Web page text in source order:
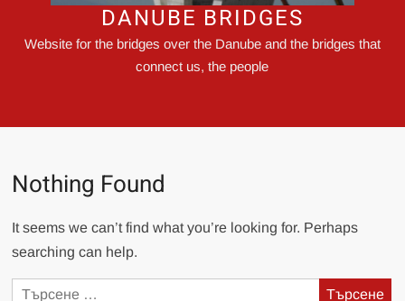
DANUBE BRIDGES
Website for the bridges over the Danube and the bridges that
connect us, the people
Nothing Found
It seems we can’t find what you’re looking for. Perhaps
searching can help.
Търсене